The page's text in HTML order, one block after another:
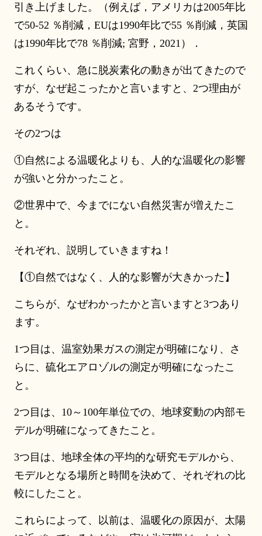
引き上げました。（例えば，アメリカは2005年比
で50-52 ％削減，EUは1990年比で55 ％削減，英国
は1990年比で78 ％削減; 宮野，2021）．
これくらい、急に脱炭素化の動きが出てきたので
すが、なぜ起こったかと言いますと、2つ理由が
あるそうです。
その2つは
①自然による温暖化よりも、人的な温暖化の影響
が強いと分かったこと。
②世界中で、今までにない自然災害が増えたこ
と。
それぞれ、説明していきますね！
【①自然ではなく、人的な影響が大きかった】
こちらが、なぜわかったかと言いますと3つあり
ます。
1つ目は、温室効果ガスの測定が明確になり、さ
らに、硫化エアロゾルの測定が明確になったこ
と。
2つ目は、10～100年単位での、地球変動の内部モ
デルが明確になってきたこと。
3つ目は、地球全体の平均的な研究モデルから、
モデルとなる場所と時間を決めて、それぞれの比
較にしたこと。
これらによって、以前は、温暖化の原因が、太陽